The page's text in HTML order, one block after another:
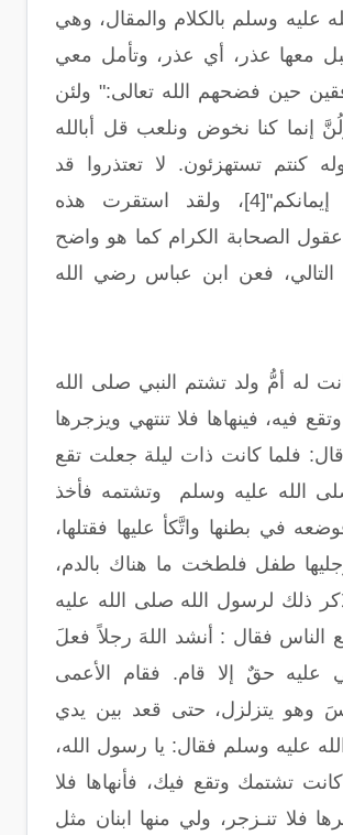
عليه وسلم بالكلام والمقال، وهي
معها عذر، أي عذر، وتأمل معي
حين فضحهم الله تعالى:" ولئن
إنما كنا نخوض ونلعب قل أبالله
كنتم تستهزئون. لا تعتذروا قد
كفرتم بعد إيمانكم"[4]، ولقد استقرت هذه
عقول الصحابة الكرام كما هو واضح
فعن ابن عباس رضي الله
له أمُّ ولد تشتم النبي‏ ‏صلى الله
فيه،‏ ‏فينهاها فلا تنتهي ويزجرها
قال: فلما كانت ذات ليلة جعلت تقع
الله عليه وسلم ‏ ‏وتشتمه فأخذ
‏فوضعه في بطنها واتَّكأ عليها فقتلها،
طفل فلطخت ما هناك بالدم،
ذلك لرسول الله‏ ‏صلى الله عليه
الناس فقال : أنشد اللهَ رجلاً فعلَ
عليه حقٌ إلا قام. فقام الأعمى‏
وهو يتزلزل، حتى قعد بين يدي
عليه وسلم‏ ‏فقال: يا رسول الله،
كانت تشتمك ‏‏وتقع فيك، ‏‏فأنهاها فلا
فلا تنـزجر، ولي منها ابنان مثل